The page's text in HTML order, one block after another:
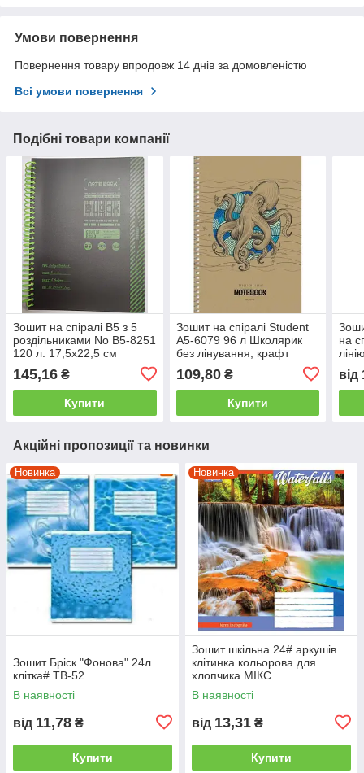
Умови повернення
Повернення товару впродовж 14 днів за домовленістю
Всі умови повернення
Подібні товари компанії
Зошит на спіралі В5 з 5
роздільниками No В5-8251
120 л. 17,5х22,5 cм
(карта, 70 г/м2)_4 кольори
145,16 ₴
Купити
Зошит на спіралі Student
А5-6079 96 л Школярик
без лінування, крафт
109,80₴
Купити
на
від
Акційні пропозиції та новинки
Новинка
Зошит Бріск "Фонова" 24л.
клітка# ТВ-52
В наявності
від 11,78 ₴
Купити
Новинка
Зошит шкільна 24# аркушів
клітинка кольорова для
хлопчика МІКС
В наявності
від 13,31 ₴
Купити